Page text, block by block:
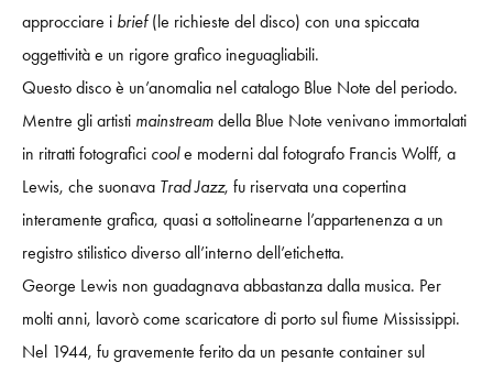
approcciare i brief(le richieste del disco) con una spiccata
oggettività e un rigore grafico ineguagliabili.
Questo disco è un’anomalia nel catalogo Blue Note del periodo.
Mentre gli artisti mainstream della Blue Note venivano immortalati
in ritratti fotografici coole moderni dal fotografo Francis Wolff, a
Lewis, che suonava Trad Jazz, fu riservata una copertina
interamente grafica, quasi a sottolinearne l’appartenenza a un
registro stilistico diverso all’interno dell’etichetta.
George Lewis non guadagnava abbastanza dalla musica. Per
molti anni, lavorò come scaricatore di porto sul fiume Mississippi.
Nel 1944, fu gravemente ferito da un pesante container sul